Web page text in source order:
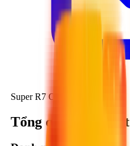
Super R7 Original
Tổng quan kỹ thuật